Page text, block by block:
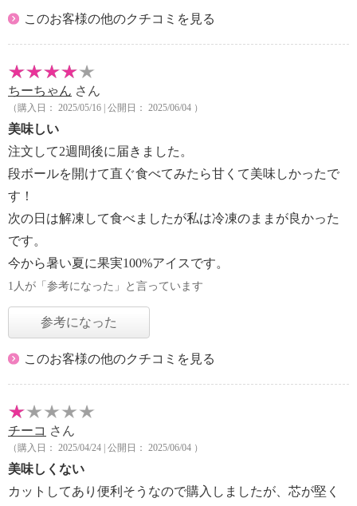
このお客様の他のクチコミを見る
ちーちゃん さん
（購入日： 2025/05/16 | 公開日： 2025/06/04 ）
美味しい
注文して2週間後に届きました。
段ボールを開けて直ぐ食べてみたら甘くて美味しかったで
す！
次の日は解凍して食べましたが私は冷凍のままが良かった
です。
今から暑い夏に果実100%アイスです。
1人が「参考になった」と言っています
参考になった
このお客様の他のクチコミを見る
チーコ さん
（購入日： 2025/04/24 | 公開日： 2025/06/04 ）
美味しくない
カットしてあり便利そうなので購入しましたが、芯が堅く